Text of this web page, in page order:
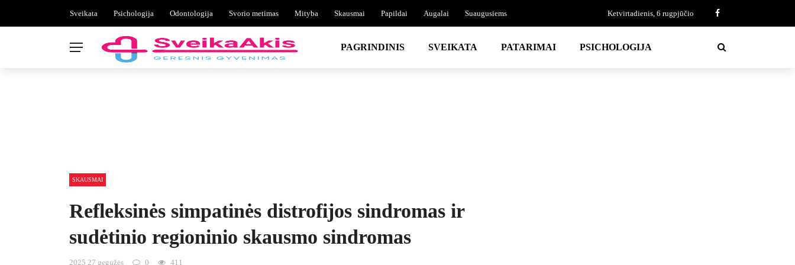
Sveikata Psichologija Odontologija Svorio metimas Mityba Skausmai Papildai Augalai Suaugusiems Ketvirtadienis, 6 rugpjūčio
PAGRINDINIS SVEIKATA PATARIMAI PSICHOLOGIJA
SKAUSMAI
Refleksinės simpatinės distrofijos sindromas ir
sudėtinio regioninio skausmo sindromas
2025 27 gegužės 0 411